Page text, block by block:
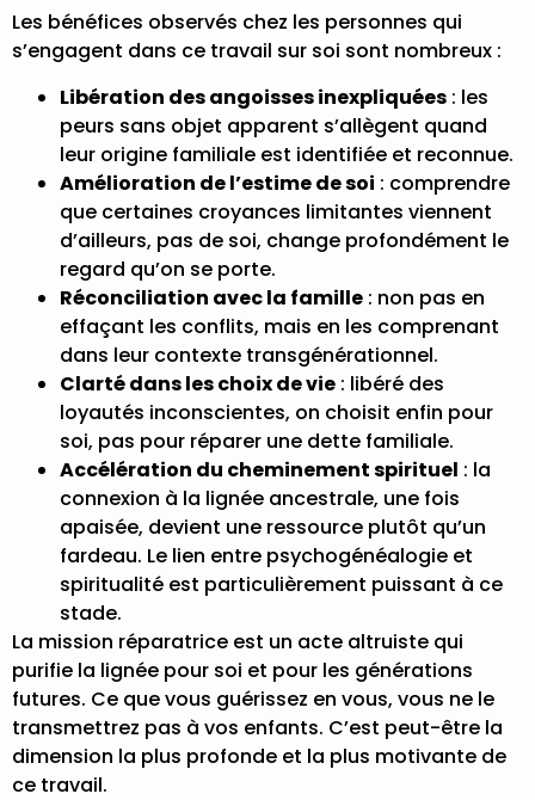
Les bénéfices observés chez les personnes qui
s’engagent dans ce travail sur soi sont nombreux :
Libération des angoisses inexpliquées : les
peurs sans objet apparent s’allègent quand
leur origine familiale est identifiée et reconnue.
Amélioration de l’estime de soi : comprendre
que certaines croyances limitantes viennent
d’ailleurs, pas de soi, change profondément le
regard qu’on se porte.
Réconciliation avec la famille : non pas en
effaçant les conflits, mais en les comprenant
dans leur contexte transgénérationnel.
Clarté dans les choix de vie : libéré des
loyautés inconscientes, on choisit enfin pour
soi, pas pour réparer une dette familiale.
Accélération du cheminement spirituel : la
connexion à la lignée ancestrale, une fois
apaisée, devient une ressource plutôt qu’un
fardeau. Le lien entre psychogénéalogie et
spiritualité est particulièrement puissant à ce
stade.
La mission réparatrice est un acte altruiste qui
purifie la lignée pour soi et pour les générations
futures. Ce que vous guérissez en vous, vous ne le
transmettrez pas à vos enfants. C’est peut-être la
dimension la plus profonde et la plus motivante de
ce travail.